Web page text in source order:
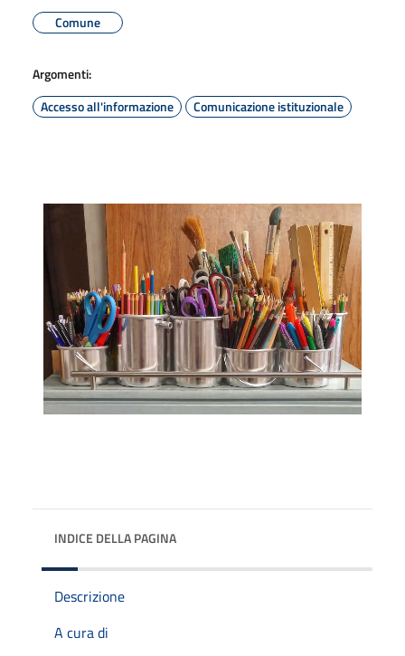
Comune
Argomenti:
Accesso all'informazione
Comunicazione istituzionale
INDICE DELLA PAGINA
Descrizione
A cura di